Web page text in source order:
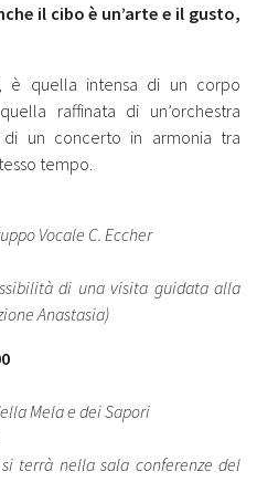
il cibo è un’arte e il gusto,
è quella intensa di un corpo
raffinata di un’orchestra
un concerto in armonia tra
tempo.
Vocale C. Eccher
di una visita guidata alla
Anastasia)
Mela e dei Sapori
terrà nella sala conferenze del